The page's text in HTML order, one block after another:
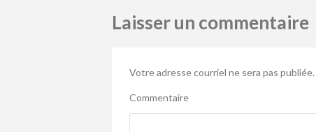
Laisser un commentaire
Votre adresse courriel ne sera pas publiée.
Commentaire